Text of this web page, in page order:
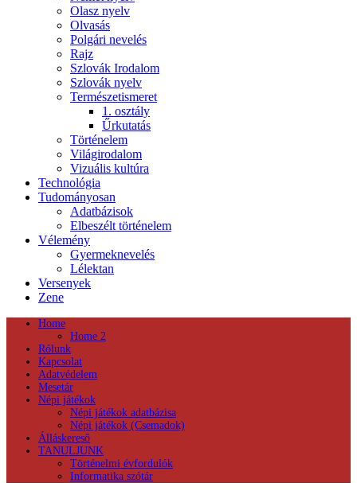
Olasz nyelv
Olvasás
Polgári nevelés
Rajz
Szlovák Irodalom
Szlovák nyelv
Természetismeret
1. osztály
Űrkutatás
Történelem
Világirodalom
Vizuális kultúra
Technológia
Tudományosan
Adatbázisok
Elbeszélt történelem
Vélemény
Gyermeknevelés
Lélektan
Versenyek
Zene
Home
Home 2
Rólunk
Kapcsolat
Adatvédelem
Mesetár
Népi játékok
Népi játékok adatbázisa
Népi játékok (Csemadok)
Álláskereső
TANULJUNK
Történelmi évfordulók
Informatika szótár